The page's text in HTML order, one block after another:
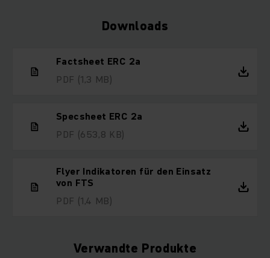
Downloads
Factsheet ERC 2a
PDF (1,3 MB)
Specsheet ERC 2a
PDF (653,8 KB)
Flyer Indikatoren für den Einsatz
von FTS
PDF (1,4 MB)
Verwandte Produkte